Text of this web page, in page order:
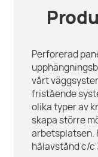
Perforerad
vårt
fristående
olika typer av
skapa större
arbetsplatsen.
hålavstånd c/c